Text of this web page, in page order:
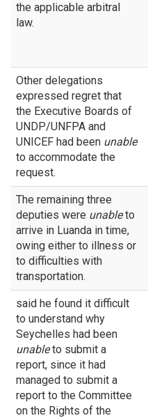
the applicable arbitral
law.
Other delegations
expressed regret that
the Executive Boards of
UNDP/UNFPA and
UNICEF had been unable
to accommodate the
request.
The remaining three
deputies were unableto
arrive in Luanda in time,
owing either to illness or
to difficulties with
transportation.
said he found it difficult
to understand why
Seychelles had been
unableto submit a
report, since it had
managed to submit a
report to the Committee
on the Rights of the